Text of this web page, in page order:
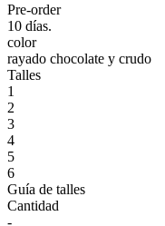
Pre-order
10 días.
color
rayado chocolate y crudo
Talles
1
2
3
4
5
6
Guía de talles
Cantidad
-